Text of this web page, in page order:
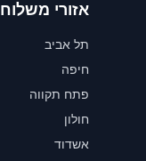
אזורי משלוח
תל אביב
חיפה
פתח תקווה
חולון
אשדוד